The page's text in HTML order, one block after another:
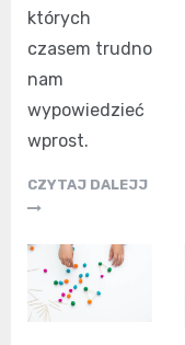
których
czasem trudno
nam
wypowiedzieć
wprost.
CZYTAJ DALEJJ